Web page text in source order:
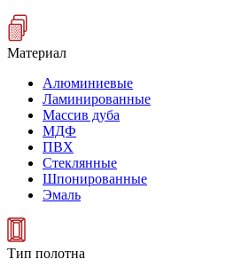
Материал
Алюминиевые
Ламинированные
Массив дуба
МДФ
ПВХ
Стеклянные
Шпонированные
Эмаль
Тип полотна